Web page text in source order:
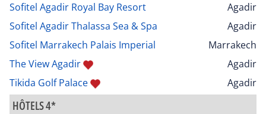
Sofitel Agadir Royal Bay Resort
Agadir
Sofitel Agadir Thalassa Sea & Spa
Agadir
Sofitel Marrakech Palais Imperial
Marrakech
The View Agadir
Agadir
Tikida Golf Palace
Agadir
HÔTELS 4*